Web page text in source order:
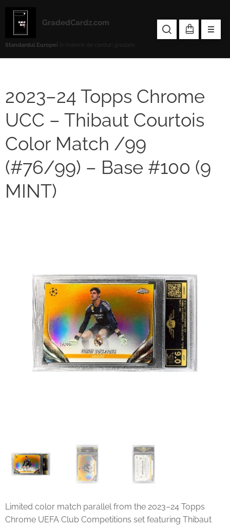
GradedCardz.com
Standardul Europei în materie de carduri gradate.
2023–24 Topps Chrome
UCC – Thibaut Courtois
Color Match /99
(#76/99) – Base #100 (9
MINT)
Limited color match parallel from the 2023–24 Topps
Chrome UEFA Club Competitions set featuring Thibaut